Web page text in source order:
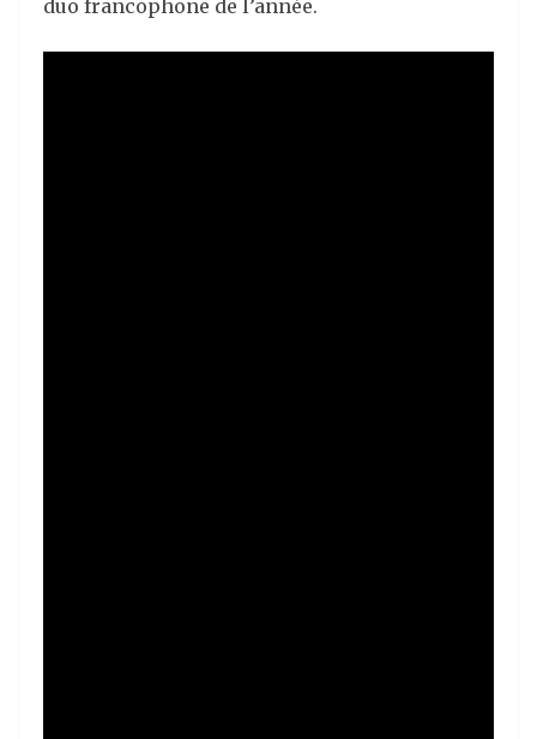
duo francophone de l’année.